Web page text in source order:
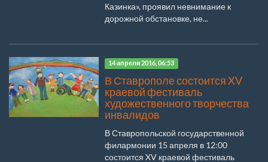
Казинка», проявил невнимание к
дорожной обстановке, не...
14 апреля 2016, 06:53
В Ставрополе состоится XV
краевой фестиваль
художественного творчества
инвалидов
В Ставропольской государственной
филармонии 15 апреля в 12:00
состоится XV краевой фестиваль